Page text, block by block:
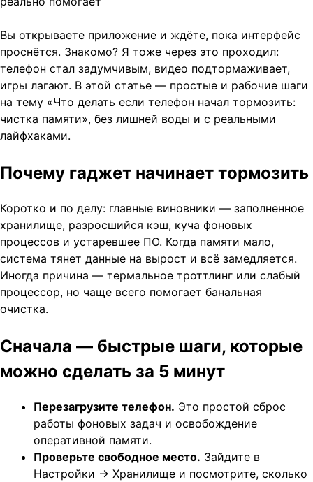
Вы открываете приложение и ждёте, пока интерфейс
проснётся. Знакомо? Я тоже через это проходил:
телефон стал задумчивым, видео подтормаживает,
игры лагают. В этой статье — простые и рабочие шаги
на тему «Что делать если телефон начал тормозить:
чистка памяти», без лишней воды и с реальными
лайфхаками.
Почему гаджет начинает тормозить
Коротко и по делу: главные виновники — заполненное
хранилище, разросшийся кэш, куча фоновых
процессов и устаревшее ПО. Когда памяти мало,
система тянет данные на вырост и всё замедляется.
Иногда причина — термальное троттлинг или слабый
процессор, но чаще всего помогает банальная
очистка.
Сначала — быстрые шаги, которые
можно сделать за 5 минут
Перезагрузите телефон. Это простой сброс
работы фоновых задач и освобождение
оперативной памяти.
Проверьте свободное место. Зайдите в
Настройки → Хранилище и посмотрите, сколько